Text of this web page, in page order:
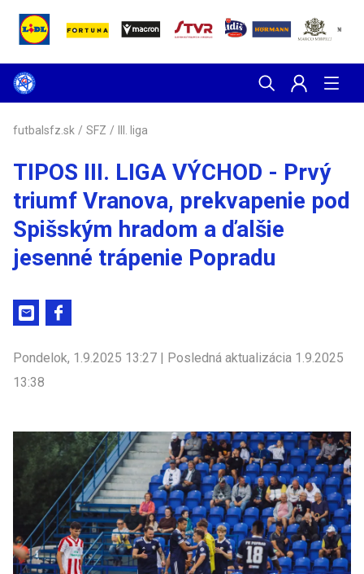
futbalsfz.sk / SFZ / III. liga
TIPOS III. LIGA VÝCHOD - Prvý
triumf Vranova, prekvapenie pod
Spišským hradom a ďalšie
jesenné trápenie Popradu
Pondelok, 1.9.2025 13:27 | Posledná aktualizácia 1.9.2025
13:38